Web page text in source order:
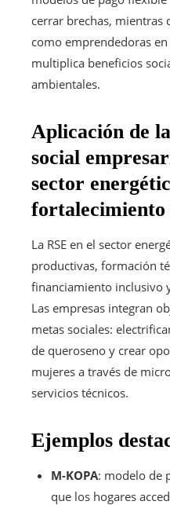
cerrar brechas, mientras
como emprendedoras
multiplica beneficios
ambientales.
Aplicación de
social
sector
fortalecimiento
La RSE en el sector
productivas, formación
financiamiento inclusivo
Las empresas integran
metas sociales:
de queroseno y crear
mujeres a través de
servicios técnicos.
Ejemplos
M-KOPA: modelo de
que los hogares